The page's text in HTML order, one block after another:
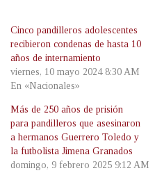
Cinco pandilleros adolescentes
recibieron condenas de hasta 10
años de internamiento
viernes, 10 mayo 2024 8:30 AM
En «Nacionales»
Más de 250 años de prisión
para pandilleros que asesinaron
a hermanos Guerrero Toledo y
la futbolista Jimena Granados
domingo, 9 febrero 2025 9:12 AM